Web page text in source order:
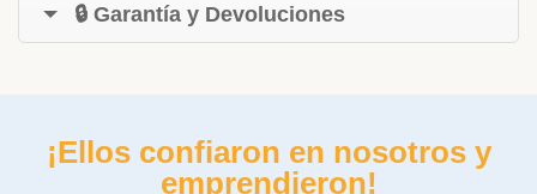
🔒 Garantía y Devoluciones
¡Ellos confiaron en nosotros y
emprendieron!